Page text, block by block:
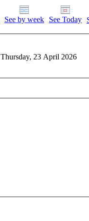
See by week See Today
Thursday, 23 April 2026